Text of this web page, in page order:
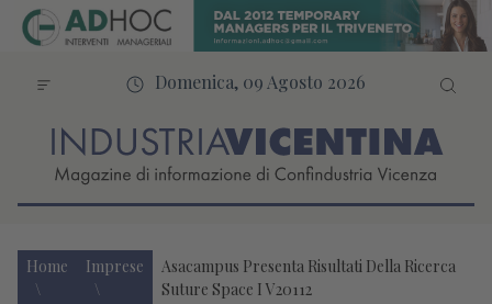
Domenica, 09 Agosto 2026
Home Imprese
Asacampus Presenta Risultati Della Ricerca
Suture Space I V20112